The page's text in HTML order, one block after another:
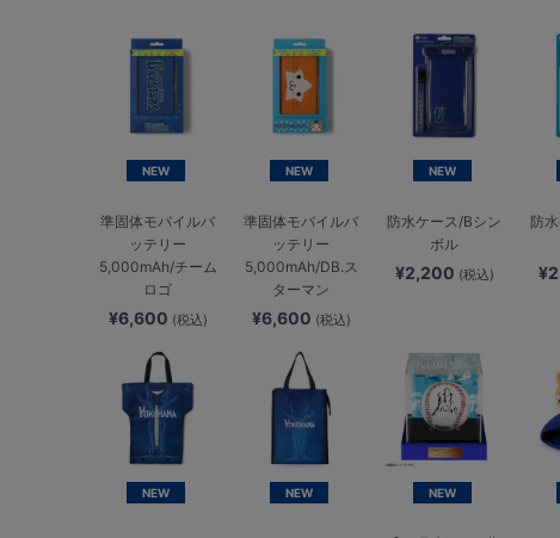
NEW
準固体モバイルバ
ッテリー
5,000mAh/チーム
ロゴ
¥6,600 (税込)
NEW
準固体モバイルバ
ッテリー
5,000mAh/DB.ス
ターマン
¥6,600 (税込)
NEW
防水ケース/Bシン
ボル
¥2,200 (税込)
防
NEW NEW NEW